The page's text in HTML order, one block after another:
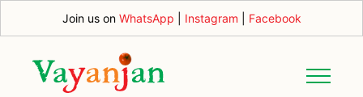
Join us on WhatsApp Instagram Facebook